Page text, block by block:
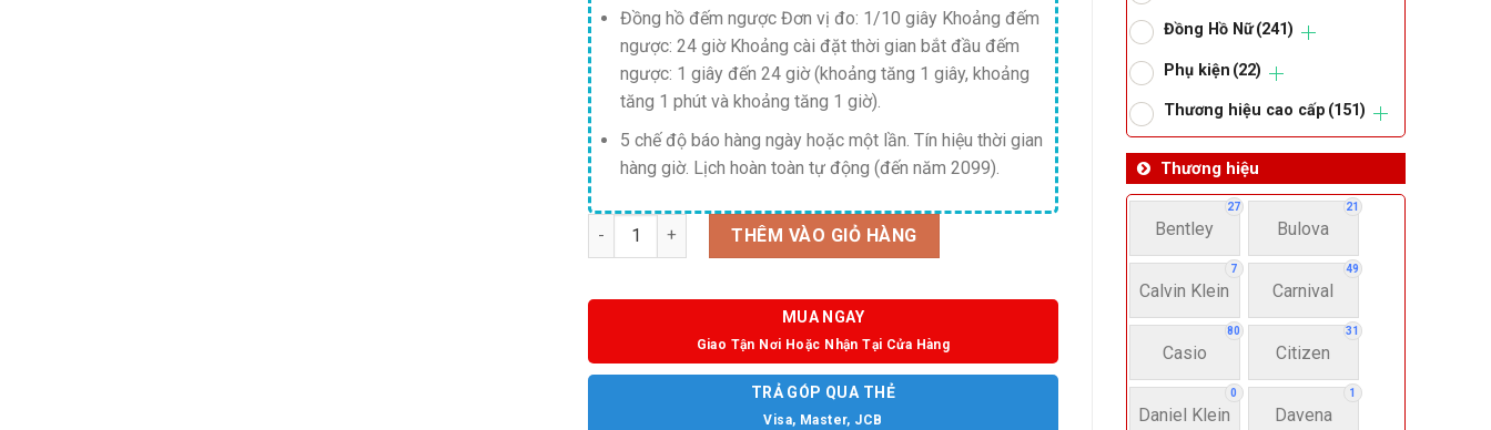
Đồng Hồ Nữ (241)
Phụ kiện (22)
Thương hiệu cao cấp (151)
Thương hiệu
27
Bentley
21
Bulova
7
Calvin Klein
49
Carnival
80
Casio
31
Citizen
0
Daniel Klein
1
Davena
Đồng hồ đếm ngược Đơn vị đo: 1/10 giây Khoảng đếm
ngược: 24 giờ Khoảng cài đặt thời gian bắt đầu đếm
ngược: 1 giây đến 24 giờ (khoảng tăng 1 giây, khoảng
tăng 1 phút và khoảng tăng 1 giờ).
5 chế độ báo hàng ngày hoặc một lần. Tín hiệu thời gian
hàng giờ. Lịch hoàn toàn tự động (đến năm 2099).
Số lượng THÊM VÀO GIỎ HÀNG
MUA NGAY
Giao Tận Nơi Hoặc Nhận Tại Cửa Hàng
TRẢ GÓP QUA THẺ
Visa, Master, JCB